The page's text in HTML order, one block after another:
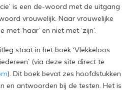
is een de-woord met de uitgang
vrouwelijk. Naar vrouwelijke
‘haar’ en niet met ‘zijn’.
staat in het boek ‘Vlekkeloos
(via deze site direct te
). Dit boek bevat zes hoofdstukken
en antwoorden bij de testen. Het is